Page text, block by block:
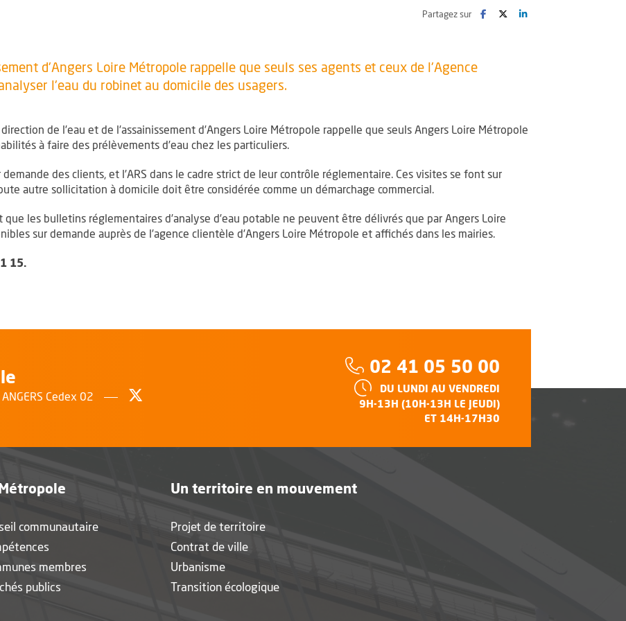
Partagez sur Facebook
, Ouvre une nouvelle fenêtre
Twitter
, Ouvre une nouvelle fenêtre
LinkedIn
, Ouvre une nouvelle
d'Angers Loire Métropole rappelle que seuls ses agents et ceux de l'Agence
l'eau du robinet au domicile des usagers.
de l’eau et de l’assainissement d’Angers Loire Métropole rappelle que seuls Angers Loire Métropole
à faire des prélèvements d’eau chez les particuliers.
des clients, et l’ARS dans le cadre strict de leur contrôle réglementaire. Ces visites se font sur
autre sollicitation à domicile doit être considérée comme un démarchage commercial.
les bulletins réglementaires d’analyse d’eau potable ne peuvent être délivrés que par Angers Loire
sur demande auprès de l’agence clientèle d’Angers Loire Métropole et affichés dans les mairies.
15.
Cedex 02
Téléphone :
02 41 05 50 00
HORAIRES :
DU LUNDI AU VENDREDI
9H-13H (10H-13H LE JEUDI)
ET 14H-17H30
communautaire
membres
publics
Un territoire en mouvement
Projet de territoire
Contrat de ville
Urbanisme
Transition écologique